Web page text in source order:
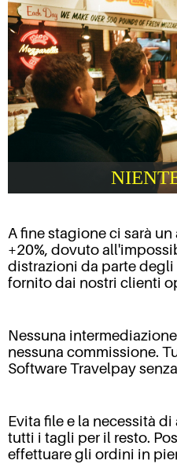
A fine stagione ci sarà
+20%, dovuto
distrazioni da parte
fornito dai nostri clienti
Nessuna
nessuna commissione.
Software Travelpay
Evita file e la necessità
tutti i tagli per il resto.
effettuare gli ordini in